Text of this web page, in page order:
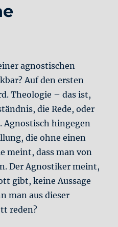
agnostischen
Auf den ersten
Theologie – das ist,
die Rede, oder
Agnostisch hingegen
die ohne einen
meint, dass man von
Der Agnostiker meint,
gibt, keine Aussage
man aus dieser
reden?